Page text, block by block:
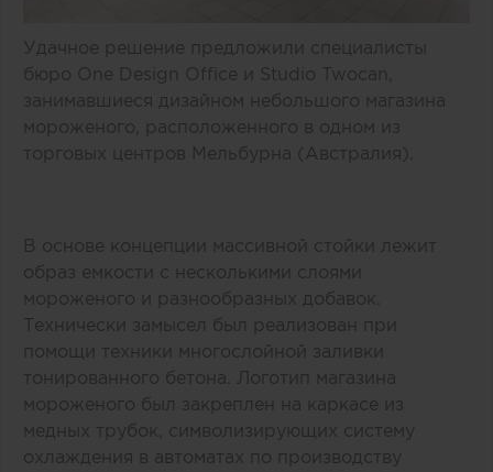
Удачное решение предложили специалисты
бюро One Design Office и Studio Twocan,
занимавшиеся дизайном небольшого магазина
мороженого, расположенного в одном из
торговых центров Мельбурна (Австралия).
В основе концепции массивной стойки лежит
образ емкости с несколькими слоями
мороженого и разнообразных добавок.
Технически замысел был реализован при
помощи техники многослойной заливки
тонированного бетона. Логотип магазина
мороженого был закреплен на каркасе из
медных трубок, символизирующих систему
охлаждения в автоматах по производству